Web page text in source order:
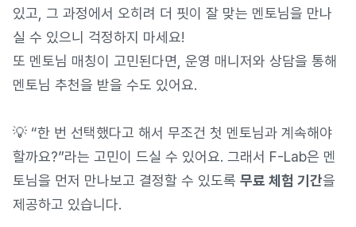
있고, 그 과정에서 오히려 더 핏이 잘 맞는 멘토님을 만나
실 수 있으니 걱정하지 마세요!
또 멘토님 매칭이 고민된다면, 운영 매니저와 상담을 통해
멘토님 추천을 받을 수도 있어요.
💡 “한 번 선택했다고 해서 무조건 첫 멘토님과 계속해야
할까요?”라는 고민이 드실 수 있어요. 그래서 F-Lab은 멘
토님을 먼저 만나보고 결정할 수 있도록 무료 체험 기간을
제공하고 있습니다.